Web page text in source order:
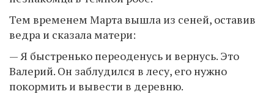
Тем временем Марта вышла из сеней, оставив
ведра и сказала матери:
— Я быстренько переоденусь и вернусь. Это
Валерий. Он заблудился в лесу, его нужно
покормить и вывести в деревню.